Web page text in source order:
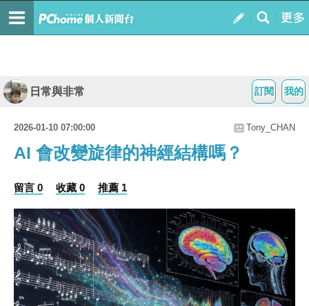
我的
訂閱
日常與非常
2026-01-10 07:00:00 Tony_CHAN
AI 會改變旋律的神經結構嗎？
留言 0 收藏 0 推薦 1